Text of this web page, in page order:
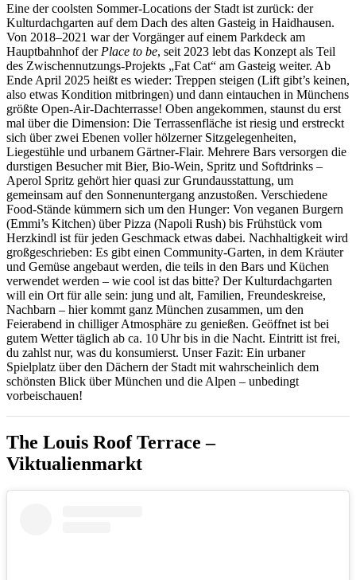
Eine der coolsten Sommer-Locations der Stadt ist zurück: der
Kulturdachgarten auf dem Dach des alten Gasteig in Haidhausen.
Von 2018–2021 war der Vorgänger auf einem Parkdeck am
Hauptbahnhof der Place to be, seit 2023 lebt das Konzept als Teil
des Zwischennutzungs-Projekts „Fat Cat“ am Gasteig weiter. Ab
Ende April 2025 heißt es wieder: Treppen steigen (Lift gibt’s keinen,
also etwas Kondition mitbringen) und dann eintauchen in Münchens
größte Open-Air-Dachterrasse! Oben angekommen, staunst du erst
mal über die Dimension: Die Terrassenfläche ist riesig und erstreckt
sich über zwei Ebenen voller hölzerner Sitzgelegenheiten,
Liegestühle und urbanem Gärtner-Flair. Mehrere Bars versorgen die
durstigen Besucher mit Bier, Bio-Wein, Spritz und Softdrinks –
Aperol Spritz gehört hier quasi zur Grundausstattung, um
gemeinsam auf den Sonnenuntergang anzustoßen. Verschiedene
Food-Stände kümmern sich um den Hunger: Von veganen Burgern
(Emmi’s Kitchen) über Pizza (Napoli Rush) bis Frühstück vom
Herzkindl ist für jeden Geschmack etwas dabei. Nachhaltigkeit wird
großgeschrieben: Es gibt einen Community-Garten, in dem Kräuter
und Gemüse angebaut werden, die teils in den Bars und Küchen
verwendet werden – wie cool ist das bitte? Der Kulturdachgarten
will ein Ort für alle sein: jung und alt, Familien, Freundeskreise,
Nachbarn – hier kommt ganz München zusammen, um den
Feierabend in chilliger Atmosphäre zu genießen. Geöffnet ist bei
gutem Wetter täglich ab ca. 10 Uhr bis in die Nacht. Eintritt ist frei,
du zahlst nur, was du konsumierst. Unser Fazit: Ein urbaner
Spielplatz über den Dächern der Stadt mit wahrscheinlich dem
schönsten Blick über München und die Alpen – unbedingt
vorbeischauen!
The Louis Roof Terrace –
Viktualienmarkt